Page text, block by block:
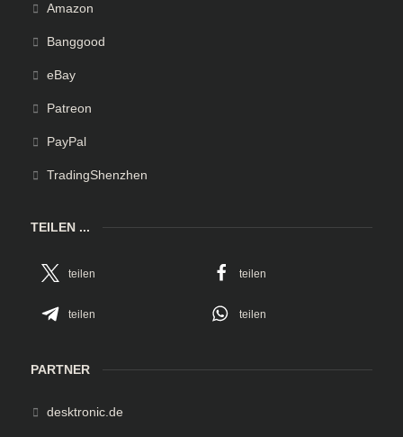
Amazon
Banggood
eBay
Patreon
PayPal
TradingShenzhen
TEILEN ...
teilen teilen
teilen teilen
PARTNER
desktronic.de